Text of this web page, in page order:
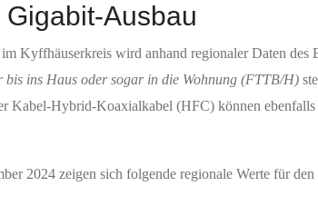
Ausbau
Kyffhäuserkreis wird anhand regionaler Daten des
bis ins Haus oder sogar in die Wohnung (FTTB/H)
Hybrid-Koaxialkabel (HFC) können
2024 zeigen sich folgende regionale Werte für